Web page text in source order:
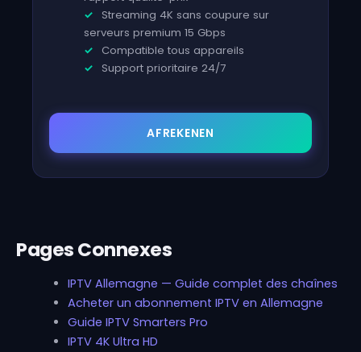
Streaming 4K sans coupure sur
serveurs premium 15 Gbps
Compatible tous appareils
Support prioritaire 24/7
AFREKENEN
Pages Connexes
IPTV Allemagne — Guide complet des chaînes
Acheter un abonnement IPTV en Allemagne
Guide IPTV Smarters Pro
IPTV 4K Ultra HD